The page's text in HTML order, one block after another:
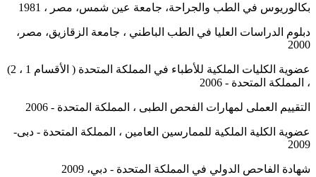
بكالوريوس في الطب والجراحة، جامعة عين شمس، مصر ، 1981
دبلوم الدراسات العليا في الطب الباطني ، جامعة الزقازيق، مصر،
2000
عضوية الكليات الملكية للأطباء في المملكة المتحدة ( الأقسام 1 ، 2)
، المملكة المتحدة - 2006
التقييم العملى لمهارات الفحص الطبى ، المملكة المتحدة - 2006
عضوية الكلية الملكية للممارسين العامين ، المملكة المتحدة - دبى-
2009
شهادة الفاحص الدولي في المملكة المتحدة - دبي، 2009